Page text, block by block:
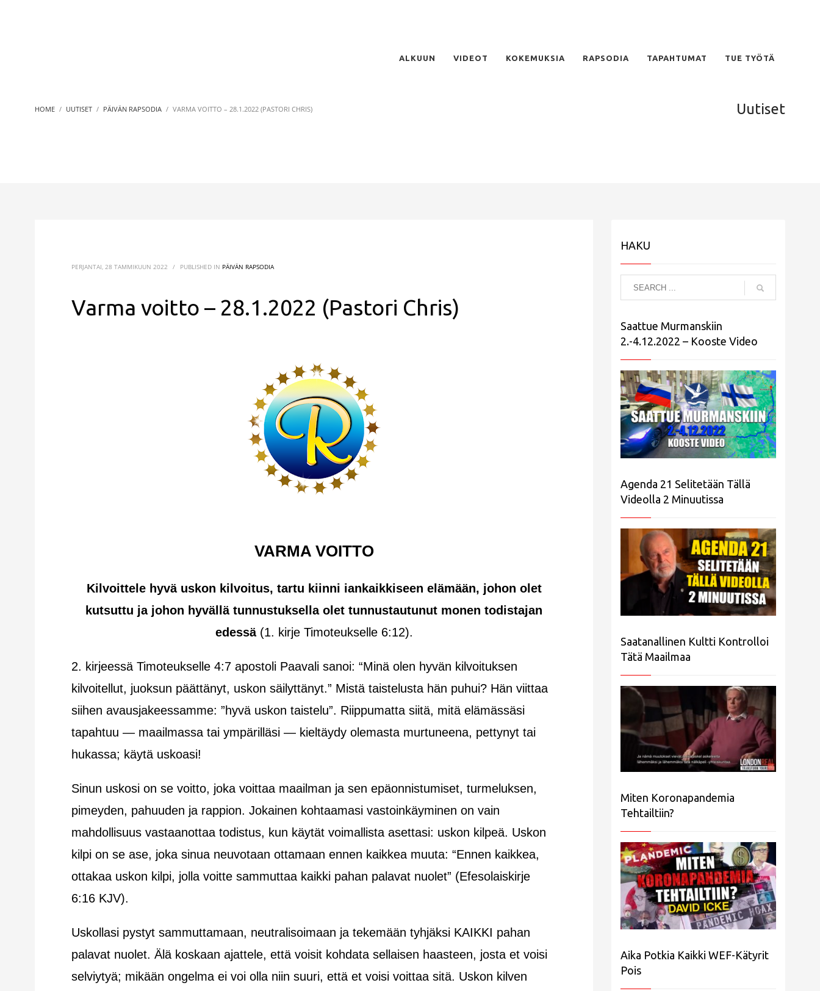
ALKUUN VIDEOT KOKEMUKSIA RAPSODIA TAPAHTUMAT TUE TYÖTÄ
HOME UUTISET PÄIVÄN RAPSODIA VARMA VOITTO – 28.1.2022 (PASTORI CHRIS) Uutiset
PERJANTAI, 28 TAMMIKUUN 2022 / PUBLISHED IN PÄIVÄN RAPSODIA
Varma voitto – 28.1.2022 (Pastori Chris)
VARMA VOITTO
Kilvoittele hyvä uskon kilvoitus, tartu kiinni iankaikkiseen elämään, johon olet
kutsuttu ja johon hyvällä tunnustuksella olet tunnustautunut monen todistajan
edessä (1. kirje Timoteukselle 6:12).
2. kirjeessä Timoteukselle 4:7 apostoli Paavali sanoi: “Minä olen hyvän kilvoituksen
kilvoitellut, juoksun päättänyt, uskon säilyttänyt.” Mistä taistelusta hän puhui? Hän viittaa
siihen avausjakeessamme: ”hyvä uskon taistelu”. Riippumatta siitä, mitä elämässäsi
tapahtuu — maailmassa tai ympärilläsi — kieltäydy olemasta murtuneena, pettynyt tai
hukassa; käytä uskoasi!
Sinun uskosi on se voitto, joka voittaa maailman ja sen epäonnistumiset, turmeluksen,
pimeyden, pahuuden ja rappion. Jokainen kohtaamasi vastoinkäyminen on vain
mahdollisuus vastaanottaa todistus, kun käytät voimallista asettasi: uskon kilpeä. Uskon
kilpi on se ase, joka sinua neuvotaan ottamaan ennen kaikkea muuta: “Ennen kaikkea,
ottakaa uskon kilpi, jolla voitte sammuttaa kaikki pahan palavat nuolet” (Efesolaiskirje
6:16 KJV).
Uskollasi pystyt sammuttamaan, neutralisoimaan ja tekemään tyhjäksi KAIKKI pahan
palavat nuolet. Älä koskaan ajattele, että voisit kohdata sellaisen haasteen, josta et voisi
selviytyä; mikään ongelma ei voi olla niin suuri, että et voisi voittaa sitä. Uskon kilven
HAKU
Saattue Murmanskiin
2.-4.12.2022 – Kooste Video
Agenda 21 Selitetään Tällä
Videolla 2 Minuutissa
Saatanallinen Kultti Kontrolloi
Tätä Maailmaa
Miten Koronapandemia
Tehtailtiin?
Aika Potkia Kaikki WEF-Kätyrit
Pois